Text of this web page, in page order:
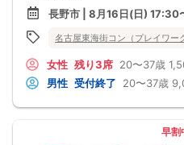
他の1名参加の方とペアになりますし、友達
基本的には２：２のグループトークとなり
（１：１でのトークはございませんので、
★プロフィールカードにより会話のキッカ
なんてことは絶対ありません！
プロフィールカードを活用し、「はじめま
★完全着席型・連絡先交換は自由★
換ができなかった」なんてことはありませ
（連絡先交換は席替え時間までに円滑に行
長野市 | 8月16日(日) 17:30
名古屋東海街コン（プレイワー
女性 残り3席 20〜37歳
男性 受付終了 20〜37歳
早割